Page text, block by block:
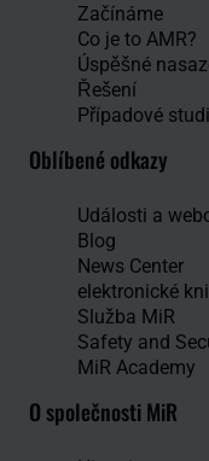
Začínáme
Co je to AMR?
Úspěšné
Řešení
Případové
Oblíbené odkazy
Události a
Blog
News Center
elektronické
Služba MiR
Safety and
MiR Academy
O společnosti MiR